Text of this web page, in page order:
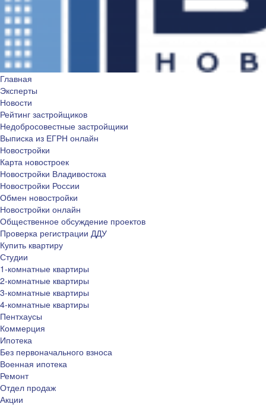
Главная
Эксперты
Новости
Рейтинг застройщиков
Недобросовестные застройщики
Выписка из ЕГРН онлайн
Новостройки
Карта новостроек
Новостройки Владивостока
Новостройки России
Обмен новостройки
Новостройки онлайн
Общественное обсуждение проектов
Проверка регистрации ДДУ
Купить квартиру
Студии
1-комнатные квартиры
2-комнатные квартиры
3-комнатные квартиры
4-комнатные квартиры
Пентхаусы
Коммерция
Ипотека
Без первоначального взноса
Военная ипотека
Ремонт
Отдел продаж
Акции